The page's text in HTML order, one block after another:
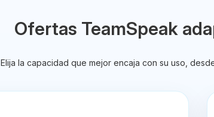
Ofertas TeamSpeak
Elija la capacidad que mejor encaja con su uso,